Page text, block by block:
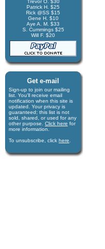
Trevor O. $30
Patrick H. $25
Rick @SS $15
Gene H. $10
Aye A. M. $33
S. Cummings $25
Will F. $20
Get e-mail
Sign-up to join our mail­ing
list. You'll receive e­mail
notification when this site is
updated. Your privacy is
guaran­teed; this list is not
sold, shared, or used for any
other purpose. Click here for
more infor­mation.
To unsubscribe, click here